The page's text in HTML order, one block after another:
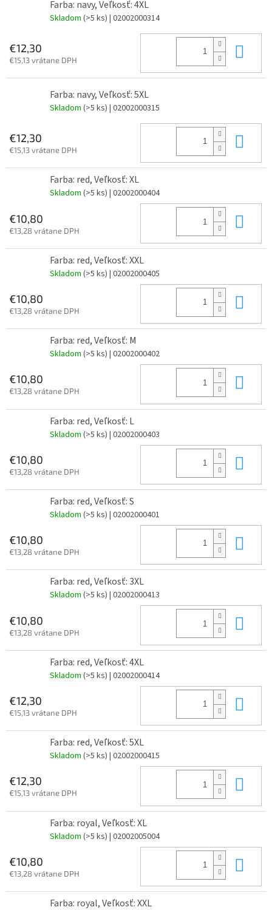
Farba: navy, Veľkosť: 4XL
Skladom (>5 ks) | 02002000314
€12,30
€15,13 vrátane DPH
Farba: navy, Veľkosť: 5XL
Skladom (>5 ks) | 02002000315
€12,30
€15,13 vrátane DPH
Farba: red, Veľkosť: XL
Skladom (>5 ks) | 02002000404
€10,80
€13,28 vrátane DPH
Farba: red, Veľkosť: XXL
Skladom (>5 ks) | 02002000405
€10,80
€13,28 vrátane DPH
Farba: red, Veľkosť: M
Skladom (>5 ks) | 02002000402
€10,80
€13,28 vrátane DPH
Farba: red, Veľkosť: L
Skladom (>5 ks) | 02002000403
€10,80
€13,28 vrátane DPH
Farba: red, Veľkosť: S
Skladom (>5 ks) | 02002000401
€10,80
€13,28 vrátane DPH
Farba: red, Veľkosť: 3XL
Skladom (>5 ks) | 02002000413
€10,80
€13,28 vrátane DPH
Farba: red, Veľkosť: 4XL
Skladom (>5 ks) | 02002000414
€12,30
€15,13 vrátane DPH
Farba: red, Veľkosť: 5XL
Skladom (>5 ks) | 02002000415
€12,30
€15,13 vrátane DPH
Farba: royal, Veľkosť: XL
Skladom (>5 ks) | 02002005004
€10,80
€13,28 vrátane DPH
Farba: royal, Veľkosť: XXL